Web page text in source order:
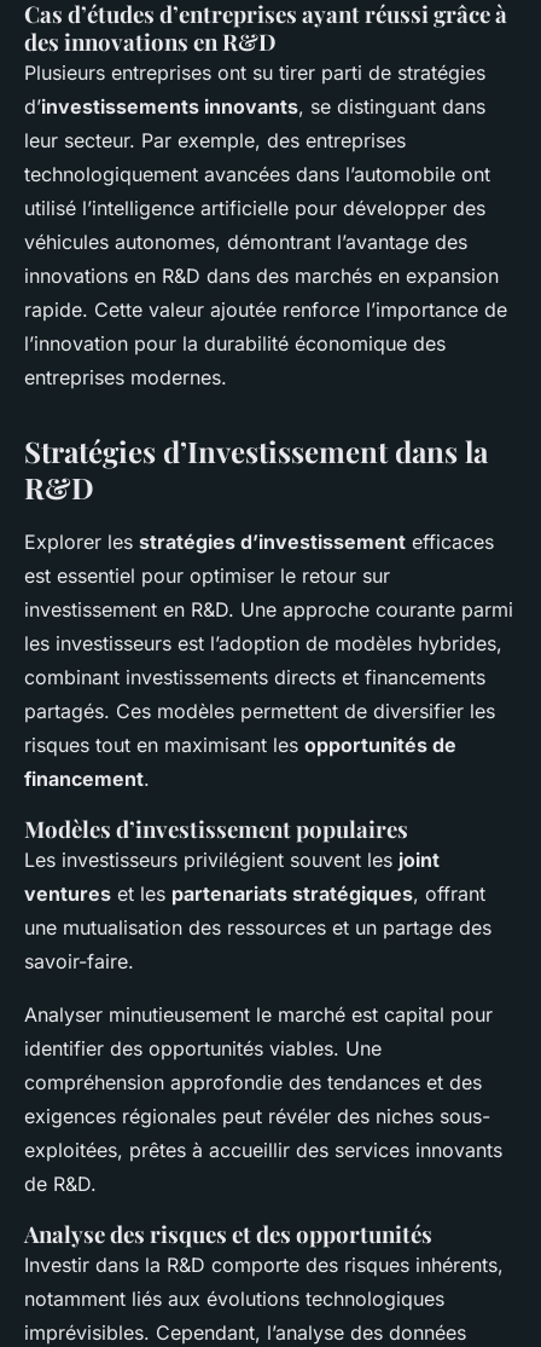
Cas d’études d’entreprises ayant réussi grâce à
des innovations en R&D
Plusieurs entreprises ont su tirer parti de stratégies
d’investissements innovants, se distinguant dans
leur secteur. Par exemple, des entreprises
technologiquement avancées dans l’automobile ont
utilisé l’intelligence artificielle pour développer des
véhicules autonomes, démontrant l’avantage des
innovations en R&D dans des marchés en expansion
rapide. Cette valeur ajoutée renforce l’importance de
l’innovation pour la durabilité économique des
entreprises modernes.
Stratégies d’Investissement dans la
R&D
Explorer les stratégies d’investissement efficaces
est essentiel pour optimiser le retour sur
investissement en R&D. Une approche courante parmi
les investisseurs est l’adoption de modèles hybrides,
combinant investissements directs et financements
partagés. Ces modèles permettent de diversifier les
risques tout en maximisant les opportunités de
financement.
Modèles d’investissement populaires
Les investisseurs privilégient souvent les joint
ventures et les partenariats stratégiques, offrant
une mutualisation des ressources et un partage des
savoir-faire.
Analyser minutieusement le marché est capital pour
identifier des opportunités viables. Une
compréhension approfondie des tendances et des
exigences régionales peut révéler des niches sous-
exploitées, prêtes à accueillir des services innovants
de R&D.
Analyse des risques et des opportunités
Investir dans la R&D comporte des risques inhérents,
notamment liés aux évolutions technologiques
imprévisibles. Cependant, l’analyse des données